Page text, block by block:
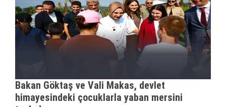
Bakan Göktaş ve Vali Makas, devlet
himayesindeki çocuklarla yaban mersini